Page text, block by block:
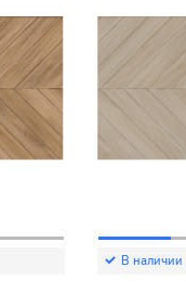
В наличии